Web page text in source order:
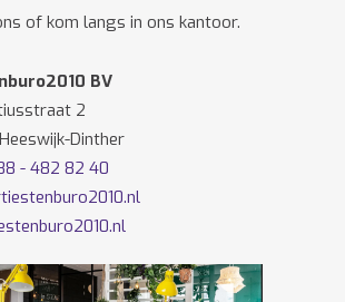
of kom langs in ons kantoor.
BV
2
Dinther
- 482 82 40
opFacebookenTwitter